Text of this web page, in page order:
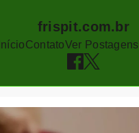
frispit.com.br
InícioContatoVer Postagens